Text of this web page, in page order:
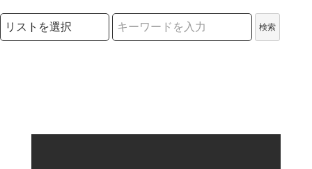
検索リストの選択
検索